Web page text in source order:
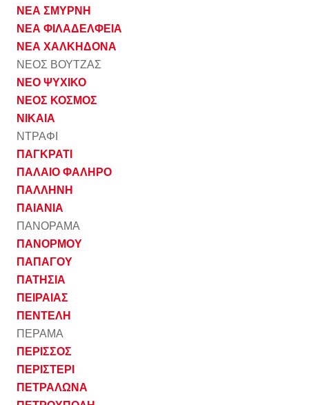
ΝΕΑ ΣΜΥΡΝΗ
ΝΕΑ ΦΙΛΑΔΕΛΦΕΙΑ
ΝΕΑ ΧΑΛΚΗΔΟΝΑ
ΝΕΟΣ ΒΟΥΤΖΑΣ
ΝΕΟ ΨΥΧΙΚΟ
ΝΕΟΣ ΚΟΣΜΟΣ
ΝΙΚΑΙΑ
ΝΤΡΑΦΙ
ΠΑΓΚΡΑΤΙ
ΠΑΛΑΙΟ ΦΑΛΗΡΟ
ΠΑΛΛΗΝΗ
ΠΑΙΑΝΙΑ
ΠΑΝΟΡΑΜΑ
ΠΑΝΟΡΜΟΥ
ΠΑΠΑΓΟΥ
ΠΑΤΗΣΙΑ
ΠΕΙΡΑΙΑΣ
ΠΕΝΤΕΛΗ
ΠΕΡΑΜΑ
ΠΕΡΙΣΣΟΣ
ΠΕΡΙΣΤΕΡΙ
ΠΕΤΡΑΛΩΝΑ